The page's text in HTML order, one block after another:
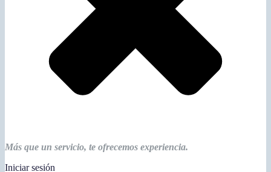
Más que un servicio, te ofrecemos experiencia.
Iniciar sesión